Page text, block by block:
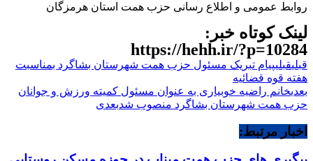
روابط عمومی و اطلاع رسانی حزب همت استان هرمزگان
لینک کوتاه خبر:
https://hehh.ir/?p=10284
قبلیقبلیپیام تبریک مسئول حزب همت شهرستان بشاگرد بمناسبت
هفته قوه قضائیه
بعدیخانم راضیه خوبیاری به عنوان مسئول کمیته ورزش و جوانان
حزب همت شهرستان بشاگرد منصوب شدبعدی
اخبار مرتبط: